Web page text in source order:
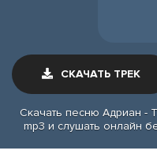
СКАЧАТЬ ТРЕК
Скачать песню Адриан -
mp3 и слушать онлайн